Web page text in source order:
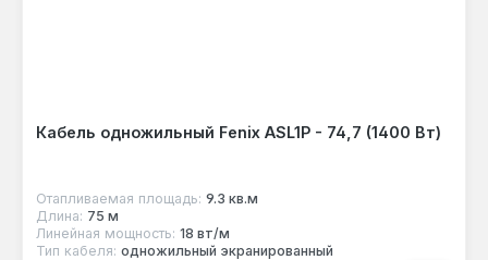
Кабель одножильный Fenix ASL1P - 74,7 (1400 Вт)
Отапливаемая площадь: 9.3 кв.м
Длина: 75 м
Линейная мощность: 18 вт/м
Тип кабеля: одножильный экранированный